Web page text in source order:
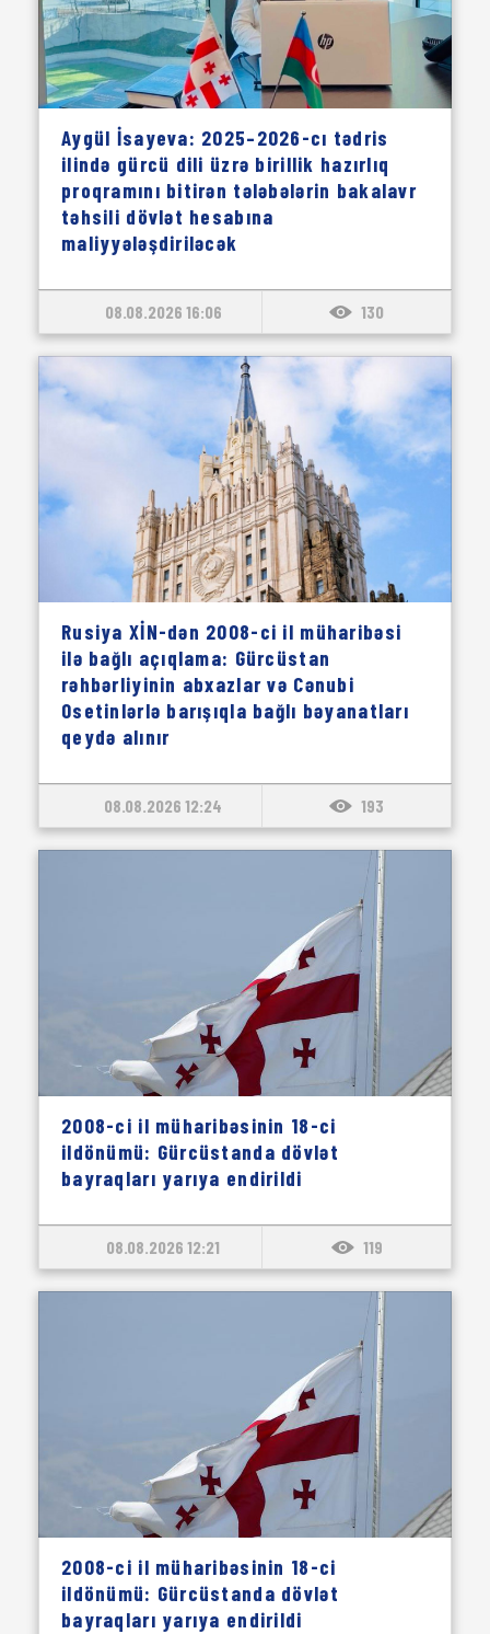
Aygül İsayeva: 2025–2026-cı tədris
ilində gürcü dili üzrə birillik hazırlıq
proqramını bitirən tələbələrin bakalavr
təhsili dövlət hesabına
maliyyələşdiriləcək
08.08.2026 16:06 130
Rusiya XİN-dən 2008-ci il müharibəsi
ilə bağlı açıqlama: Gürcüstan
rəhbərliyinin abxazlar və Cənubi
Osetinlərlə barışıqla bağlı bəyanatları
qeydə alınır
08.08.2026 12:24 193
2008-ci il müharibəsinin 18-ci
ildönümü: Gürcüstanda dövlət
bayraqları yarıya endirildi
08.08.2026 12:21 119
2008-ci il müharibəsinin 18-ci
ildönümü: Gürcüstanda dövlət
bayraqları yarıya endirildi